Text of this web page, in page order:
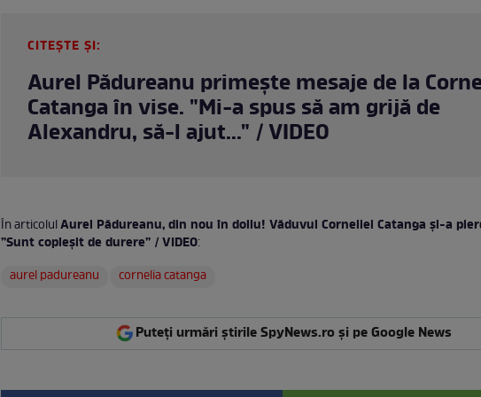
CITEȘTE ȘI:
Aurel Pădureanu primește mesaje de la
Catanga în vise. "Mi-a spus să am grijă de
Alexandru, să-l ajut..." / VIDEO
În articolulAurel Pădureanu, din nou în doliu! Văduvul Corneliei Catanga și-a
”Sunt copleșit de durere” / VIDEO:
aurel padureanu
cornelia catanga
Puteți urmări știrile SpyNews.ro și pe Google News